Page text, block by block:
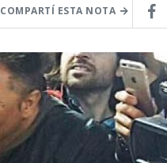
COMPARTÍ ESTA NOTA